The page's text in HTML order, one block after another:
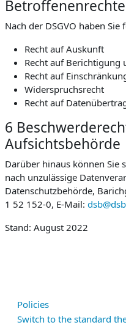
Betroffenenrechte
Nach der DSGVO haben
Recht auf Auskunft
Recht auf Berichtigung
Recht auf
Widerspruchsrecht
Recht auf
6
Aufsichtsbehörde
Darüber hinaus können Sie
nach unzulässige
Datenschutzbehörde,
1 52 152-0, E-Mail:
Stand: August 2022
Policies
Switch to the standard